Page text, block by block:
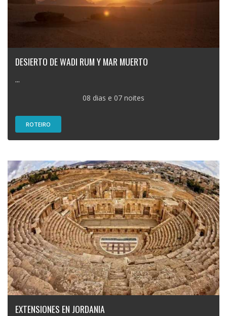
DESIERTO DE WADI RUM Y MAR MUERTO
...
08 dias e 07 noites
ROTEIRO
EXTENSIONES EN JORDANIA